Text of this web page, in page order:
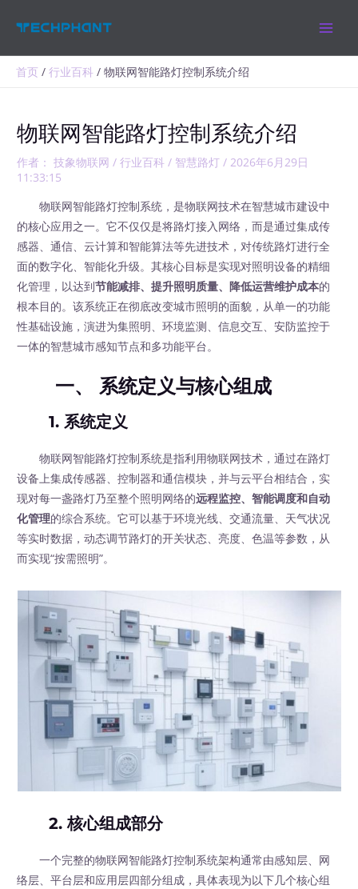
首页 行业百科 物联网智能路灯控制系统介绍
物联网智能路灯控制系统介绍
作者： 技象物联网/行业百科 / 智慧路灯 /2026年6月29日
11:33:15
物联网智能路灯控制系统，是物联网技术在智慧城市建设中
的核心应用之一。它不仅仅是将路灯接入网络，而是通过集成传
感器、通信、云计算和智能算法等先进技术，对传统路灯进行全
面的数字化、智能化升级。其核心目标是实现对照明设备的精细
化管理，以达到节能减排、提升照明质量、降低运营维护成本的
根本目的。该系统正在彻底改变城市照明的面貌，从单一的功能
性基础设施，演进为集照明、环境监测、信息交互、安防监控于
一体的智慧城市感知节点和多功能平台。
一、 系统定义与核心组成
1. 系统定义
物联网智能路灯控制系统是指利用物联网技术，通过在路灯
设备上集成传感器、控制器和通信模块，并与云平台相结合，实
现对每一盏路灯乃至整个照明网络的远程监控、智能调度和自动
化管理的综合系统。它可以基于环境光线、交通流量、天气状况
等实时数据，动态调节路灯的开关状态、亮度、色温等参数，从
而实现“按需照明”。
2. 核心组成部分
一个完整的物联网智能路灯控制系统架构通常由感知层、网
络层、平台层和应用层四部分组成，具体表现为以下几个核心组